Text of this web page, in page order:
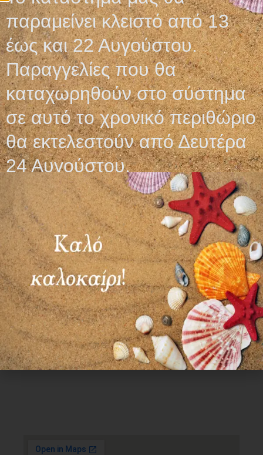
Προσθήκη στο καλάθι
Ωράριο λειτουργίας
ΕΙΔΙΚΟ ΘΕΡΙΝΟ ΩΡΑΡΙΟ
ΔΕΥ-ΠΑΡ: 09:00-14:30
ΣΑΒ – ΚΥΡ: ΚΛΕΙΣΤΑ
Χρήσιμα Links
Όροι Χρήσης
Πολιτική απορρήτου
Τρόποι πληρωμής
Τρόποι αποστολής
παραμείνει κλειστό από 13
έως και 22 Αυγούστου.
Παραγγελίες που θα
καταχωρηθούν στο σύστημα
σε αυτό το χρονικό περιθώριο
θα εκτελεστούν από Δευτέρα
24 Αυγούστου.